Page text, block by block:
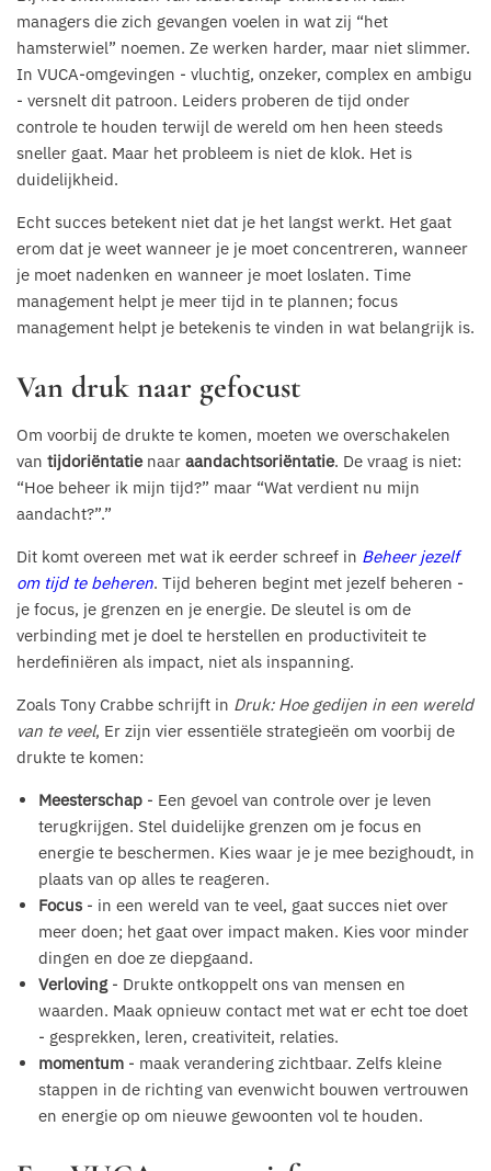
managers die zich gevangen voelen in wat zij “het
hamsterwiel” noemen. Ze werken harder, maar niet slimmer.
In VUCA-omgevingen - vluchtig, onzeker, complex en ambigu
- versnelt dit patroon. Leiders proberen de tijd onder
controle te houden terwijl de wereld om hen heen steeds
sneller gaat. Maar het probleem is niet de klok. Het is
duidelijkheid.
Echt succes betekent niet dat je het langst werkt. Het gaat
erom dat je weet wanneer je je moet concentreren, wanneer
je moet nadenken en wanneer je moet loslaten. Time
management helpt je meer tijd in te plannen; focus
management helpt je betekenis te vinden in wat belangrijk is.
Van druk naar gefocust
Om voorbij de drukte te komen, moeten we overschakelen
van tijdoriëntatienaar aandachtsoriëntatie. De vraag is niet:
“Hoe beheer ik mijn tijd?” maar “Wat verdient nu mijn
aandacht?”.”
Dit komt overeen met wat ik eerder schreef in Beheer jezelf
om tijd te beheren. Tijd beheren begint met jezelf beheren -
je focus, je grenzen en je energie. De sleutel is om de
verbinding met je doel te herstellen en productiviteit te
herdefiniëren als impact, niet als inspanning.
Zoals Tony Crabbe schrijft in Druk: Hoe gedijen in een wereld
van te veel, Er zijn vier essentiële strategieën om voorbij de
drukte te komen:
Meesterschap - Een gevoel van controle over je leven
terugkrijgen. Stel duidelijke grenzen om je focus en
energie te beschermen. Kies waar je je mee bezighoudt, in
plaats van op alles te reageren.
Focus - in een wereld van te veel, gaat succes niet over
meer doen; het gaat over impact maken. Kies voor minder
dingen en doe ze diepgaand.
Verloving- Drukte ontkoppelt ons van mensen en
waarden. Maak opnieuw contact met wat er echt toe doet
- gesprekken, leren, creativiteit, relaties.
momentum - maak verandering zichtbaar. Zelfs kleine
stappen in de richting van evenwicht bouwen vertrouwen
en energie op om nieuwe gewoonten vol te houden.